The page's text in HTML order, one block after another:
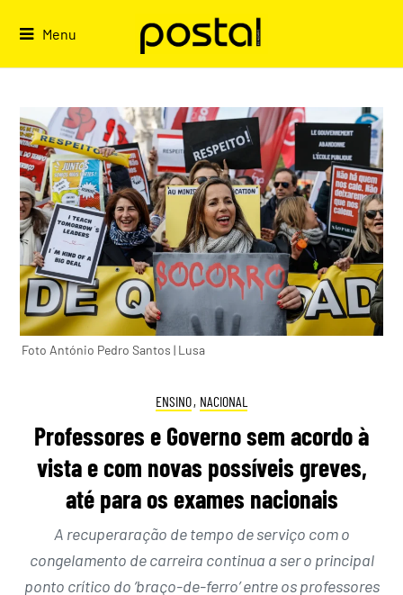
Menu
Foto António Pedro Santos | Lusa
ENSINO, NACIONAL
Professores e Governo sem acordo à
vista e com novas possíveis greves,
até para os exames nacionais
A recuperaração de tempo de serviço com o
congelamento de carreira continua a ser o principal
ponto crítico do ‘braço-de-ferro’ entre os professores